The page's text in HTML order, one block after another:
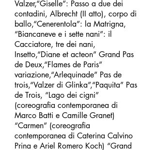
Valzer,“Giselle”: Passo a due dei
contadini, Albrecht (II atto), corpo di
ballo,“Cenerentola”: la Matrigna,
“Biancaneve e i sette nani”: il
Cacciatore, tre dei nani,
Insetto,“Diane et acteon” Grand Pas
de Deux,“Flames de Paris”
variazione,“Arlequinade” Pas de
trois,“Valzer di Glinka”,“Paquita” Pas
de Trois, “Lago dei cigni”
(coreografia contemporanea di
Marco Batti e Camille Granet)
“Carmen” (coreografia
contemporanea di Caterina Calvino
Prina e Ariel Romero Koch) “Grand